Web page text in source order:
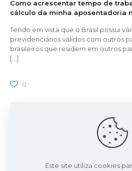
Como acrescentar tempo de
cálculo da minha aposentadoria
Tendo em vista que o Brasil possui
previdenciários válidos com outros
brasileiros que residem em outros
[…]
0
contato@edercapoia.comon
Quais os requisitos para dar
O momento de finalmente se
Este site utiliza cookies